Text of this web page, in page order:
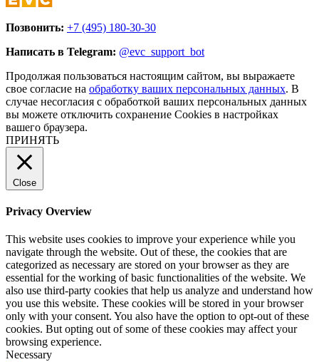
Позвонить: +7 (495) 180-30-30
Написать в Telegram: @evc_support_bot
Продолжая пользоваться настоящим сайтом, вы выражаете
свое согласие на обработку ваших персональных данных. В
случае несогласия с обработкой ваших персональных данных
вы можете отключить сохранение Cookies в настройках
вашего браузера.
ПРИНЯТЬ
Close
Privacy Overview
This website uses cookies to improve your experience while you
navigate through the website. Out of these, the cookies that are
categorized as necessary are stored on your browser as they are
essential for the working of basic functionalities of the website. We
also use third-party cookies that help us analyze and understand how
you use this website. These cookies will be stored in your browser
only with your consent. You also have the option to opt-out of these
cookies. But opting out of some of these cookies may affect your
browsing experience.
Necessary